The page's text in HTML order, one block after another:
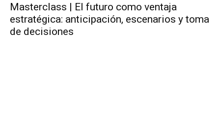
Masterclass | El futuro como ventaja
estratégica: anticipación, escenarios y toma
de decisiones